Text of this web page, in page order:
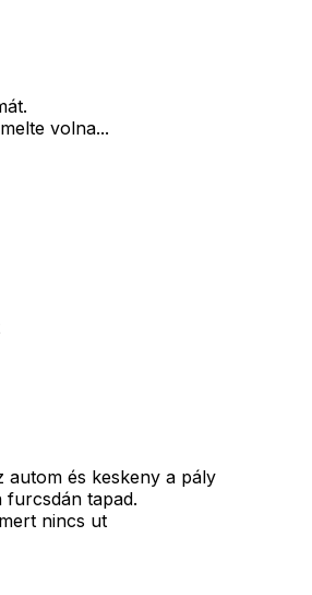
volna...
autom és keskeny a pály
furcsdán tapad.
nincs ut